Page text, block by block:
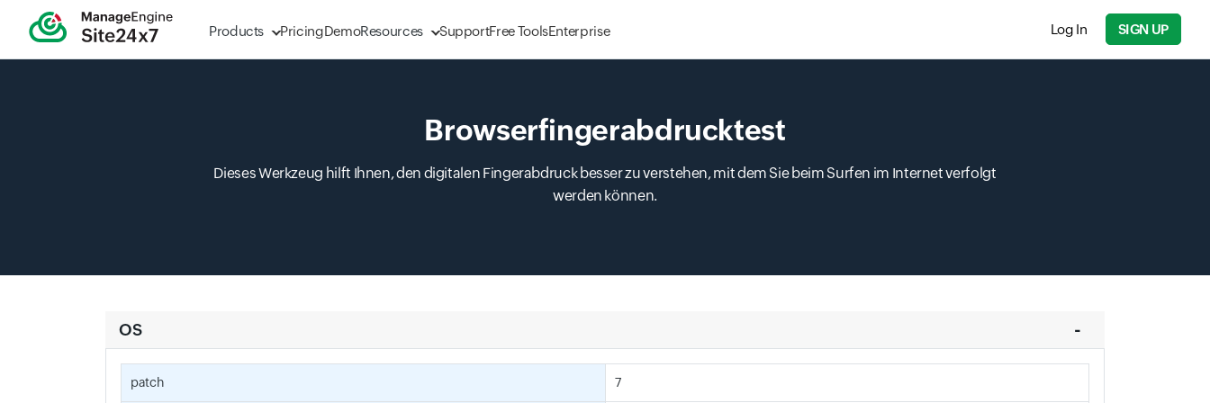
Products PricingDemoResources SupportFree ToolsEnterprise Log In SIGN UP
Browserfingerabdrucktest
Dieses Werkzeug hilft Ihnen, den digitalen Fingerabdruck besser zu verstehen, mit dem Sie beim Surfen im Internet verfolgt
werden können.
OS
patch 7